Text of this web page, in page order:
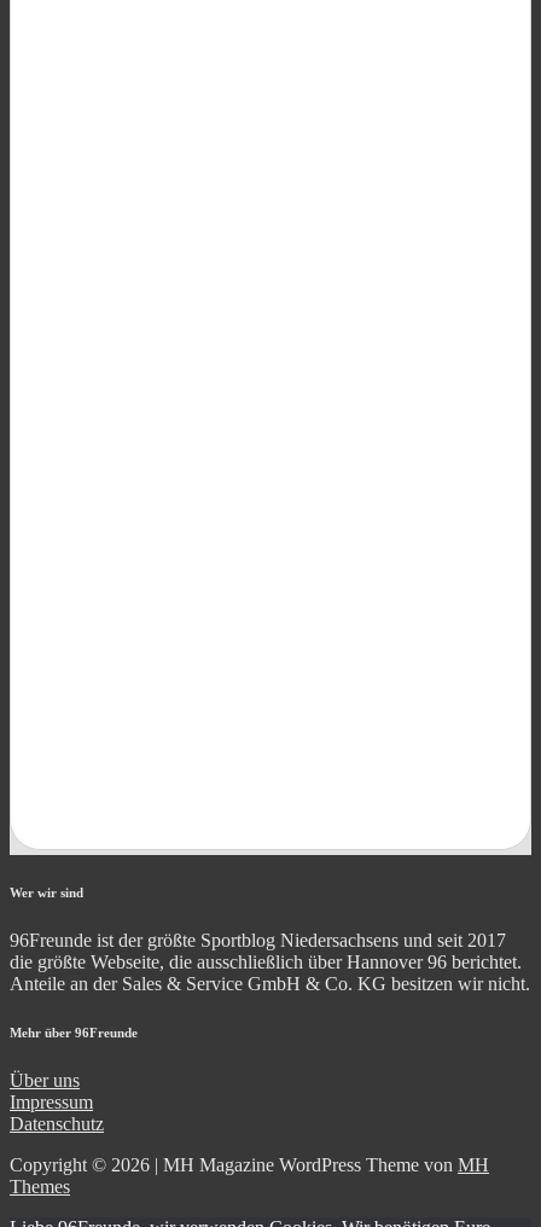
Wer wir sind
96Freunde ist der größte Sportblog Niedersachsens und seit 2017
die größte Webseite, die ausschließlich über Hannover 96 berichtet.
Anteile an der Sales & Service GmbH & Co. KG besitzen wir nicht.
Mehr über 96Freunde
Über uns
Impressum
Datenschutz
Copyright © 2026 | MH Magazine WordPress Theme von MH
Themes